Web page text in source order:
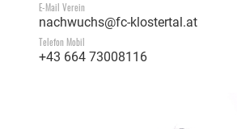
E-Mail Verein
nachwuchs@fc-klostertal.at
Telefon Mobil
+43 664 73008116